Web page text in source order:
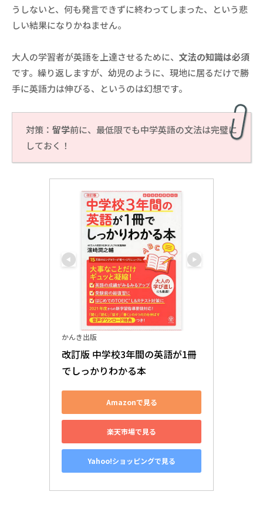
うしないと、何も発言できずに終わってしまった、という悲
しい結果になりかねません。
大人の学習者が英語を上達させるために、 文法の知識は必須
です。繰り返しますが、幼児のように、現地に居るだけで勝
手に英語力は伸びる、というのは幻想です。
対策： 留学前に、最低限でも中学英語の文法は完璧に
しておく！
かんき出版
改訂版 中学校3年間の英語が1冊
でしっかりわかる本
Amazonで見る
楽天市場で見る
Yahoo!ショッピングで見る